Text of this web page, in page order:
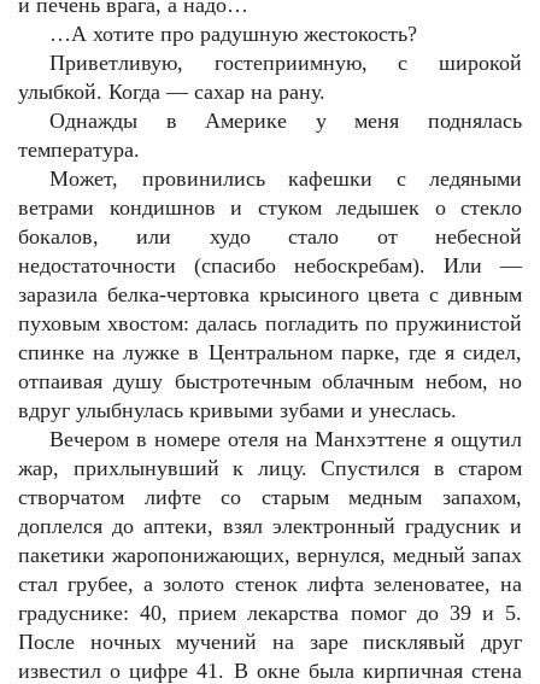
и печень врага, а надо…
…А хотите про радушную жестокость?
Приветливую, гостеприимную, с широкой
улыбкой. Когда — сахар на рану.
Однажды в Америке у меня поднялась
температура.
Может, провинились кафешки с ледяными
ветрами кондишнов и стуком ледышек о стекло
бокалов, или худо стало от небесной
недостаточности (спасибо небоскребам). Или —
заразила белка-чертовка крысиного цвета с дивным
пуховым хвостом: далась погладить по пружинистой
спинке на лужке в Центральном парке, где я сидел,
отпаивая душу быстротечным облачным небом, но
вдруг улыбнулась кривыми зубами и унеслась.
Вечером в номере отеля на Манхэттене я ощутил
жар, прихлынувший к лицу. Спустился в старом
створчатом лифте со старым медным запахом,
доплелся до аптеки, взял электронный градусник и
пакетики жаропонижающих, вернулся, медный запах
стал грубее, а золото стенок лифта зеленоватее, на
градуснике: 40, прием лекарства помог до 39 и 5.
После ночных мучений на заре писклявый друг
известил о цифре 41. В окне была кирпичная стена